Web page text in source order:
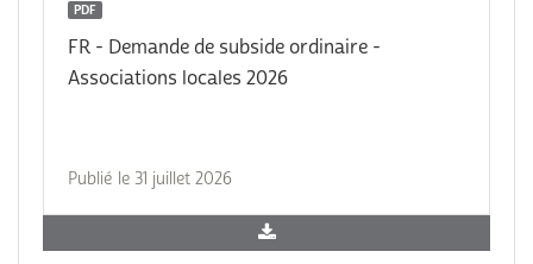
PDF
FR - Demande de subside ordinaire -
Associations locales 2026
Publié le 31 juillet 2026